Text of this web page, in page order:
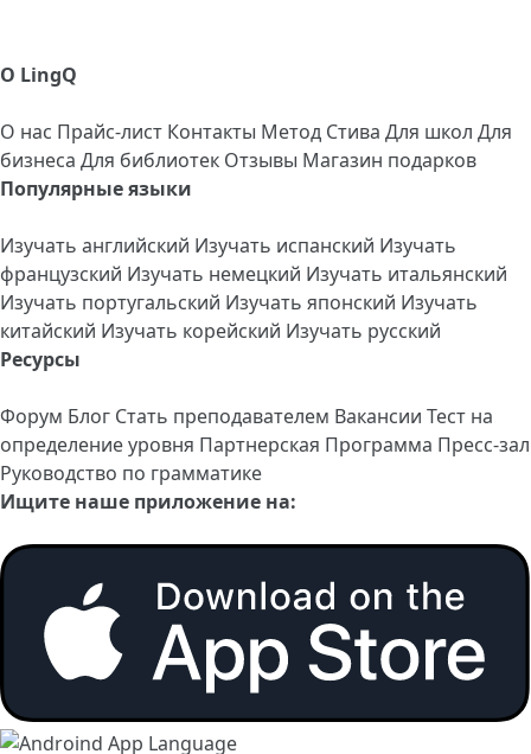
О LingQ
О нас Прайс-лист Контакты Метод Стива Для школ Для
бизнеса Для библиотек Отзывы Магазин подарков
Популярные языки
Изучать английский Изучать испанский Изучать
французский Изучать немецкий Изучать итальянский
Изучать португальский Изучать японский Изучать
китайский Изучать корейский Изучать русский
Ресурсы
Форум Блог Стать преподавателем Вакансии Тест на
определение уровня Партнерская Программа Пресс-зал
Руководство по грамматике
Ищите наше приложение на: